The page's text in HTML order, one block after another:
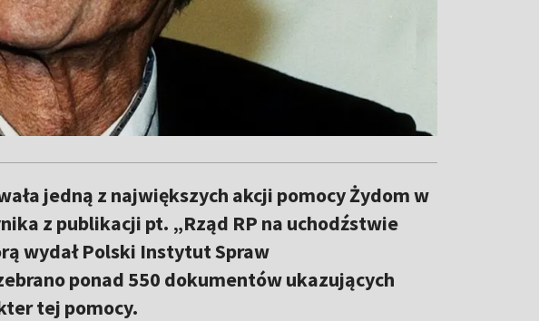
jedną z największych akcji pomocy Żydom w
z publikacji pt. „Rząd RP na uchodźstwie
wydał Polski Instytut Spraw
ponad 550 dokumentów ukazujących
tej pomocy.